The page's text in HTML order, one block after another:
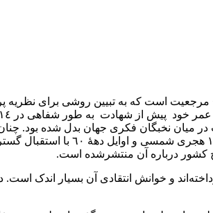
مرجعیت‌ است که به تبیین روشی برای
میان نخبگان‌ فکری‌ جهان‌ بدل شده بود‌‌‌‌.
تاریخی در قرآن‌ در‌
کشور درباره آن منتشرشده است‌‌‌‌‌‌.
و خوانش انتقادی آن بسیار اندک